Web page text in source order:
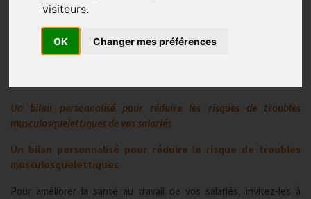
visiteurs.
OK Changer mes préférences
HCR Bien-Être
26/05/2023
Un bilan personnalisé pour réduire les risques de troubles
musculosquelettiques de vos salariés
Un bilan personnalisé pour réduire le risque de troubles
musculosquelettiques
Pour améliorer la santé au travail de vos salariés, invitez-les à